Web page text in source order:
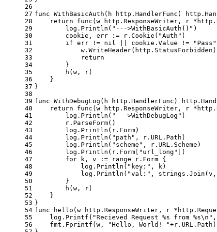
26
27
28
29
30
31
32
33
34
35
36
37
38
39
40
41
42
43
44
45
46
47
48
49
50
51
52
53
54
55
56
func WithBasicAuth (h http.HandlerFunc)
return
func (w http.ResponseWriter, r
        log.Println(
"--->WithBasicAuth()" )
        cookie, err := r.Cookie(
"Auth" )
if err != nil || cookie.Value != "Pass"
            w.WriteHeader(http.StatusForbidden)
return
        }
        h(w, r)
    }
}
func WithDebugLog (h http.HandlerFunc)
return
func (w http.ResponseWriter, r
        log.Println(
"--->WithDebugLog" )
        r.ParseForm()
        log.Println(r.Form)
        log.Println(
"path" , r.URL.Path)
        log.Println(
"scheme" , r.URL.Scheme)
        log.Println(r.Form[
"url_long"
])
for k, v := range r.Form {
            log.Println(
"key:" , k)
            log.Println(
"val:" ,
        }
        h(w, r)
    }
}
func
hello (w http.ResponseWriter, r
    log.Printf(
"Recieved Request %s from %s\n"
    fmt.Fprintf(w,
"Hello, World! "+r.URL.Path)